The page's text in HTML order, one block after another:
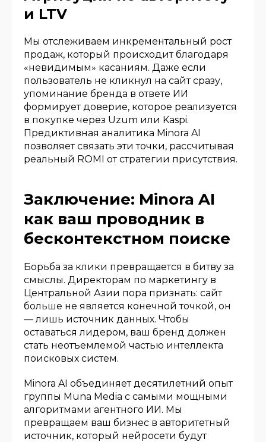
и LTV
Мы отслеживаем инкрементальный рост
продаж, который происходит благодаря
«невидимым» касаниям. Даже если
пользователь не кликнул на сайт сразу,
упоминание бренда в ответе ИИ
формирует доверие, которое реализуется
в покупке через Uzum или Kaspi.
Предиктивная аналитика Minora AI
позволяет связать эти точки, рассчитывая
реальный ROMI от стратегии присутствия.
Заключение: Minora AI
как ваш проводник в
бесконтекстном поиске
Борьба за клики превращается в битву за
смыслы. Директорам по маркетингу в
Центральной Азии пора признать: сайт
больше не является конечной точкой, он
— лишь источник данных. Чтобы
оставаться лидером, ваш бренд должен
стать неотъемлемой частью интеллекта
поисковых систем.
Minora AI объединяет десятилетний опыт
группы Muna Media с самыми мощными
алгоритмами агентного ИИ. Мы
превращаем ваш бизнес в авторитетный
источник, который нейросети будут